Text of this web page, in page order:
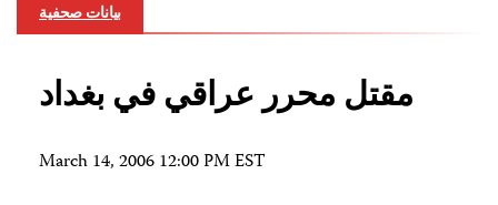
بيانات صحفية
مقتل محرر عراقي في بغداد
March 14, 2006 12:00 PM EST